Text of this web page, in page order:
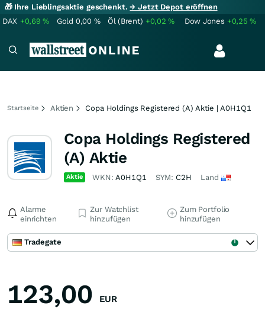
🎁 Ihre Lieblingsaktie geschenkt.→ Jetzt Depot eröffnen
DAX +0,69% Gold 0,00 % Öl (Brent) +0,02% Dow Jones +0,25%
Startseite Aktien Copa Holdings Registered (A) Aktie | A0H1Q1
Copa Holdings Registered
(A) Aktie
Aktie WKN:A0H1Q1 SYM: C2H Land
Alarme
einrichten
Zur Watchlist
hinzufügen
Zum Portfolio
hinzufügen
Tradegate
123,00 EUR